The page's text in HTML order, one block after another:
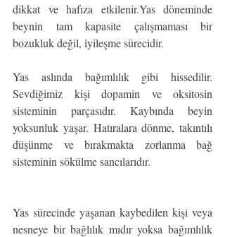
dikkat ve hafıza etkilenir.Yas döneminde
beynin tam kapasite çalışmaması bir
bozukluk değil, iyileşme sürecidir.
Yas aslında bağımlılık gibi hissedilir.
Sevdiğimiz kişi dopamin ve oksitosin
sisteminin parçasıdır. Kaybında beyin
yoksunluk yaşar. Hatıralara dönme, takıntılı
düşünme ve bırakmakta zorlanma bağ
sisteminin sökülme sancılarıdır.
Yas sürecinde yaşanan kaybedilen kişi veya
nesneye bir bağlılık mıdır yoksa bağımlılık